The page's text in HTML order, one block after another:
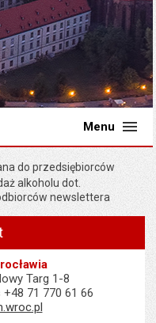
Menu
do przedsiębiorców
alkoholu dot.
newslettera
Targ 1-8
71 770 61 66